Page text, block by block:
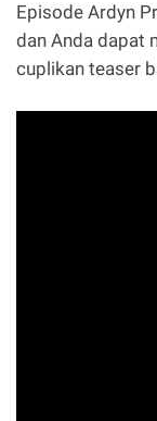
Episode Ardyn
dan Anda dapat
cuplikan teaser